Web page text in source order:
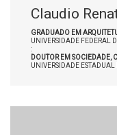
Claudio
GRADUADO EM
UNIVERSIDADE FEDERAL
:
DOUTOR EM SOCIEDADE,
UNIVERSIDADE